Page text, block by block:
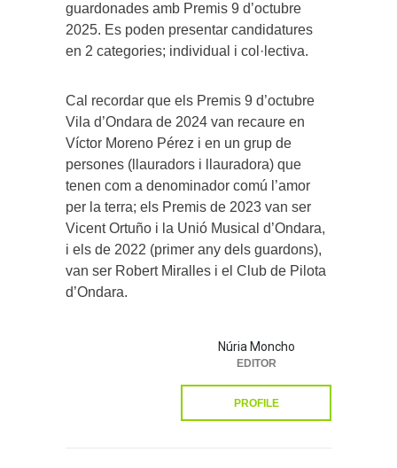
guardonades amb Premis 9 d’octubre
2025. Es poden presentar candidatures
en 2 categories; individual i col·lectiva.
Cal recordar que els Premis 9 d’octubre
Vila d’Ondara de 2024 van recaure en
Víctor Moreno Pérez i en un grup de
persones (llauradors i llauradora) que
tenen com a denominador comú l’amor
per la terra; els Premis de 2023 van ser
Vicent Ortuño i la Unió Musical d’Ondara,
i els de 2022 (primer any dels guardons),
van ser Robert Miralles i el Club de Pilota
d’Ondara.
Núria Moncho
EDITOR
PROFILE